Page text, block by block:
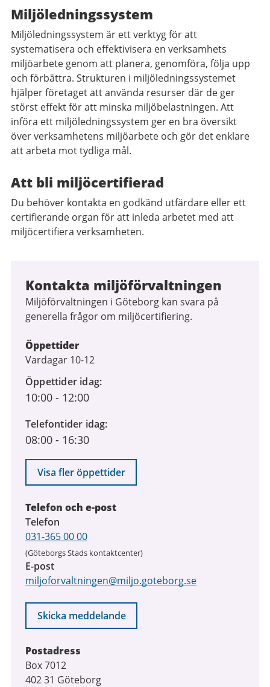
Miljöledningssystem
Miljöledningssystem är ett verktyg för att
systematisera och effektivisera en verksamhets
miljöarbete genom att planera, genomföra, följa upp
och förbättra. Strukturen i miljöledningssystemet
hjälper företaget att använda resurser där de ger
störst effekt för att minska miljöbelastningen. Att
införa ett miljöledningssystem ger en bra översikt
över verksamhetens miljöarbete och gör det enklare
att arbeta mot tydliga mål.
Att bli miljöcertifierad
Du behöver kontakta en godkänd utfärdare eller ett
certifierande organ för att inleda arbetet med att
miljöcertifiera verksamheten.
Kontakta miljöförvaltningen
Miljöförvaltningen i Göteborg kan svara på
generella frågor om miljöcertifiering.
Öppettider
Vardagar 10-12
Öppettider idag
10:00 - 12:00
Telefontider idag
08:00 - 16:30
Visa fler öppettider
Telefon och e-post
Telefon
031-365 00 00
(Göteborgs Stads kontaktcenter)
E-post
miljoforvaltningen@miljo.goteborg.se
Skicka meddelande
Postadress
Box 7012
402 31 Göteborg